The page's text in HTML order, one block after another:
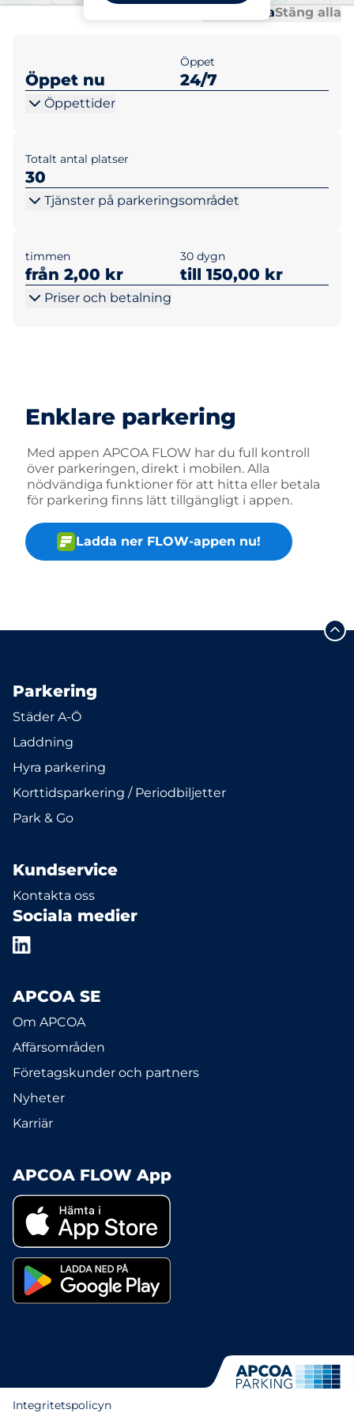
Öppna allaStäng alla
Öppet nu
Öppet
24/7
Öppettider
Totalt antal platser
30
Tjänster på parkeringsområdet
timmen
från 2,00 kr
30 dygn
till 150,00 kr
Priser och betalning
Enklare parkering
Med appen APCOA FLOW har du full kontroll
över parkeringen, direkt i mobilen. Alla
nödvändiga funktioner för att hitta eller betala
för parkering finns lätt tillgängligt i appen.
Ladda ner FLOW-appen nu!
Parkering
Städer A-Ö
Laddning
Hyra parkering
Korttidsparkering / Periodbiljetter
Park & Go
Kundservice
Kontakta oss
Sociala medier
APCOA SE
Om APCOA
Affärsområden
Företagskunder och partners
Nyheter
Karriär
APCOA FLOW App
Integritetspolicyn